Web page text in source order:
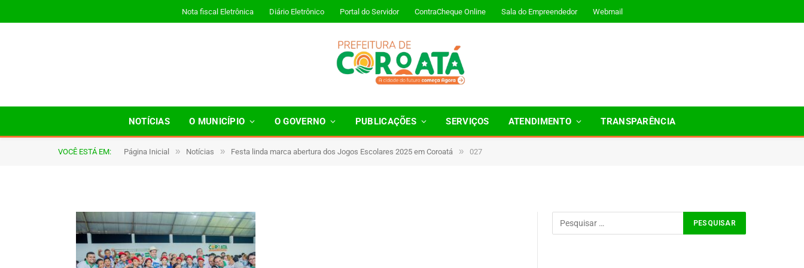
Nota fiscal Eletrônica Diário Eletrônico Portal do Servidor ContraCheque Online Sala do Empreendedor Webmail
NOTÍCIAS O MUNICÍPIO O GOVERNO PUBLICAÇÕES SERVIÇOS ATENDIMENTO TRANSPARÊNCIA
VOCÊ ESTÁ EM: Página Inicial » Notícias » Festa linda marca abertura dos Jogos Escolares 2025 em Coroatá » 027